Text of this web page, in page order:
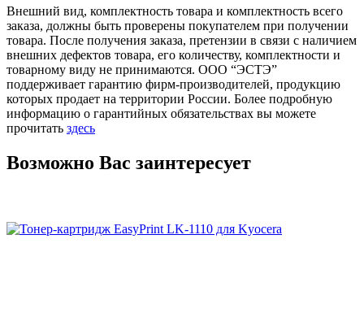
Внешний вид, комплектность товара и комплектность всего
заказа, должны быть проверены покупателем при получении
товара. После получения заказа, претензии в связи с наличием
внешних дефектов товара, его количеству, комплектности и
товарному виду не принимаются. ООО “ЭСТЭ”
поддерживает гарантию фирм-производителей, продукцию
которых продает на территории России. Более подробную
информацию о гарантийных обязательствах вы можете
прочитать здесь
Возможно Вас заинтересует